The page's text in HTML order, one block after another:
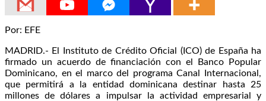
Por: EFE
MADRID.- El Instituto de Crédito Oficial (ICO) de España ha
firmado un acuerdo de financiación con el Banco Popular
Dominicano, en el marco del programa Canal Internacional,
que permitirá a la entidad dominicana destinar hasta 25
millones de dólares a impulsar la actividad empresarial y